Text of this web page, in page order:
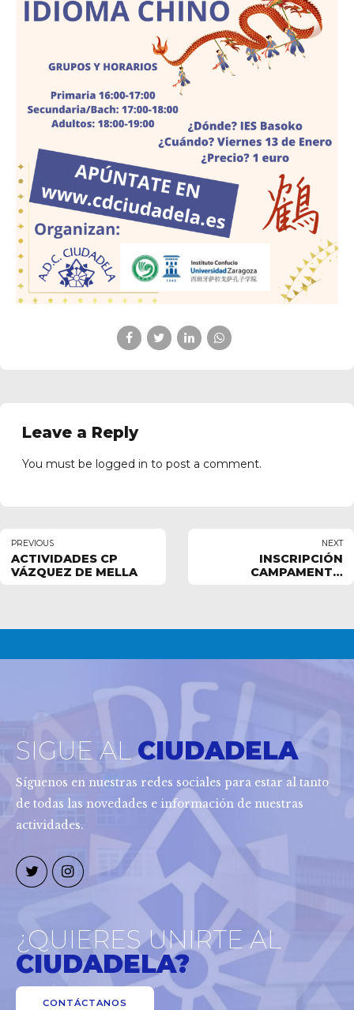
Leave a Reply
You must be logged in to post a comment.
PREVIOUS
ACTIVIDADES CP
VÁZQUEZ DE MELLA
NEXT
INSCRIPCIÓN
CAMPAMENTO
SIGUE ALCIUDADELA
Síguenos en nuestras redes sociales para estar al tanto
de todas las novedades e información de nuestras
actividades.
¿QUIERES UNIRTE AL
CIUDADELA?
CONTÁCTANOS